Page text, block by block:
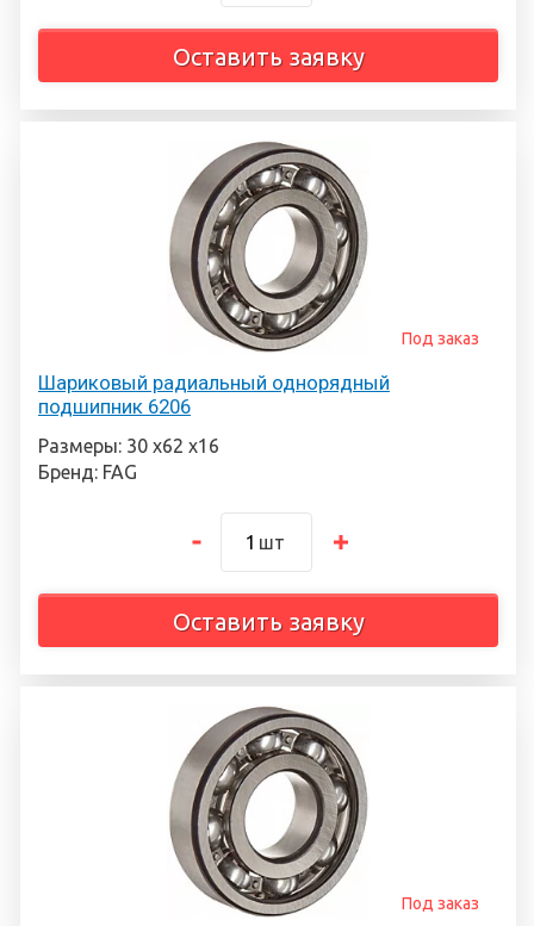
Оставить заявку
Шариковый радиальный однорядный
подшипник 6206
Под заказ
Размеры: 30 х62 х16
Бренд: FAG
шт
Оставить заявку
Под заказ